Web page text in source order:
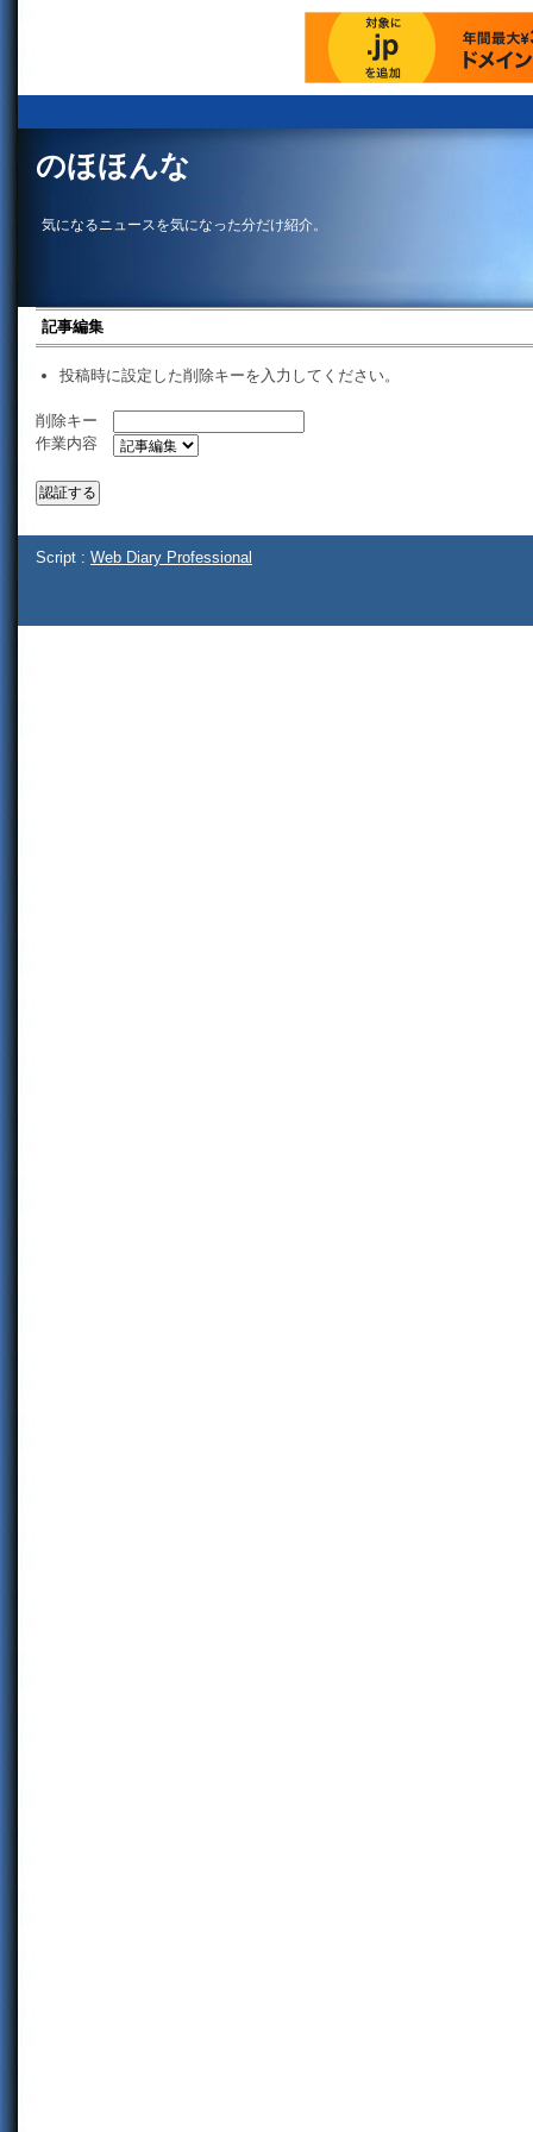
のほほんな
気になるニュースを気になった分だけ紹介。
記事編集
投稿時に設定した削除キーを入力してください。
削除キー
作業内容
Script : Web Diary Professional